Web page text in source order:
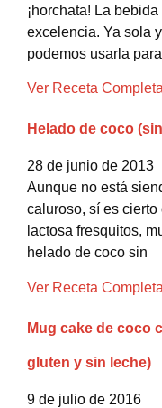
¡horchata! La
excelencia. Ya sola
podemos usarla
Ver Receta
Helado de coco
28 de junio de 2013
Aunque no está
caluroso, sí es
lactosa fresquitos,
helado de coco sin
Ver Receta
Mug cake de coco
gluten y sin leche)
9 de julio de 2016